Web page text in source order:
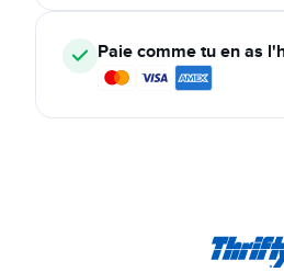
Paie comme tu en as